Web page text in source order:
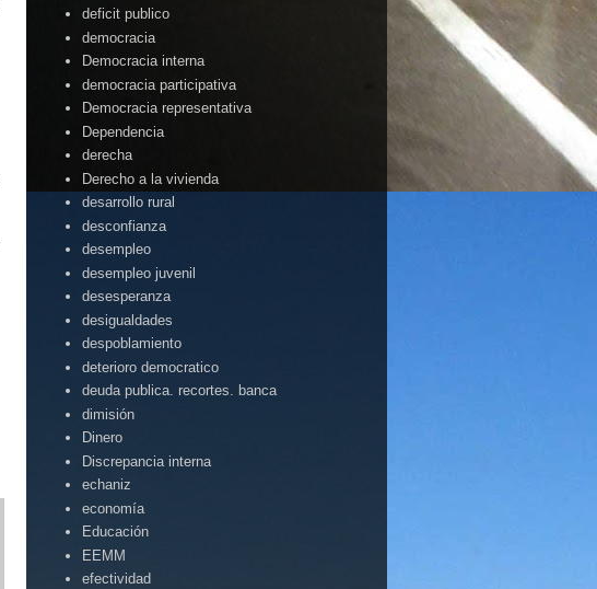
deficit publico
democracia
Democracia interna
democracia participativa
Democracia representativa
Dependencia
derecha
Derecho a la vivienda
desarrollo rural
desconfianza
desempleo
desempleo juvenil
desesperanza
desigualdades
despoblamiento
deterioro democratico
deuda publica. recortes. banca
dimisión
Dinero
Discrepancia interna
echaniz
economía
Educación
EEMM
efectividad